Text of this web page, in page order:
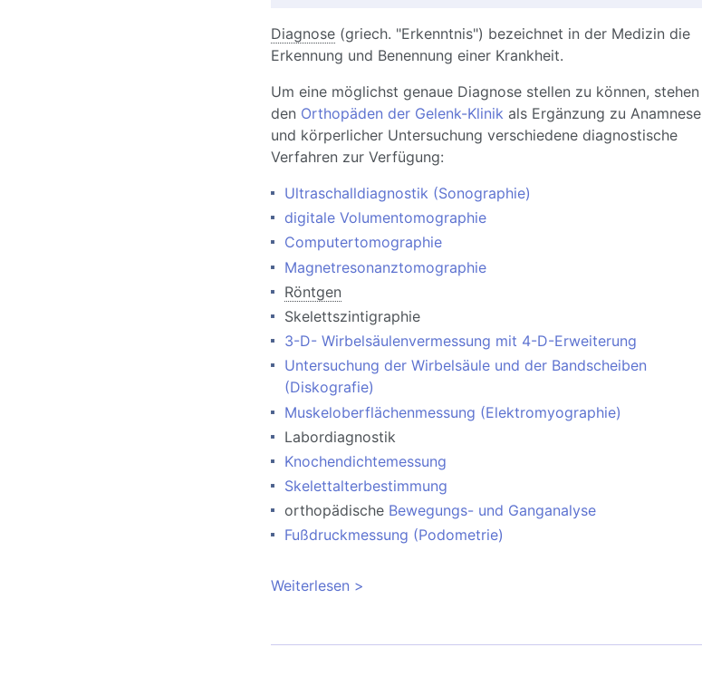
Diagnose(griech. "Erkenntnis") bezeichnet in der Medizin die
Erkennung und Benennung einer Krankheit.
Um eine möglichst genaue Diagnose stellen zu können, stehen
den Orthopäden der Gelenk-Klinik als Ergänzung zu Anamnese
und körperlicher Untersuchung verschiedene diagnostische
Verfahren zur Verfügung:
Ultraschalldiagnostik (Sonographie)
digitale Volumentomographie
Computertomographie
Magnetresonanztomographie
Röntgen
Skelettszintigraphie
3-D- Wirbelsäulenvermessung mit 4-D-Erweiterung
Untersuchung der Wirbelsäule und der Bandscheiben
(Diskografie)
Muskeloberflächenmessung (Elektromyographie)
Labordiagnostik
Knochendichtemessung
Skelettalterbestimmung
orthopädische Bewegungs- und Ganganalyse
Fußdruckmessung (Podometrie)
Weiterlesen über Orthopädische Diagnostik